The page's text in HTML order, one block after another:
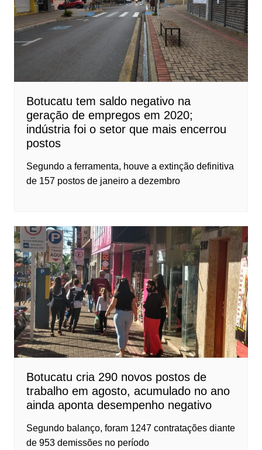
Botucatu tem saldo negativo na
geração de empregos em 2020;
indústria foi o setor que mais encerrou
postos
Segundo a ferramenta, houve a extinção definitiva
de 157 postos de janeiro a dezembro
Botucatu cria 290 novos postos de
trabalho em agosto, acumulado no ano
ainda aponta desempenho negativo
Segundo balanço, foram 1247 contratações diante
de 953 demissões no período